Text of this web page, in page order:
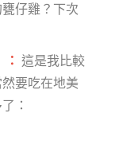
仔雞？下次
這是我比較
要吃在地美
：